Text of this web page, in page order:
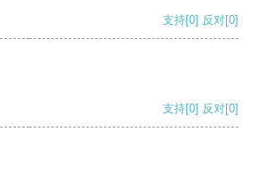
支持[0] 反对[0]
支持[0] 反对[0]